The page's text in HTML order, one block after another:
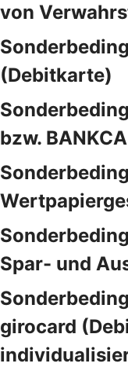
von
(Debitkarte)
bzw.
Spar- und
girocard